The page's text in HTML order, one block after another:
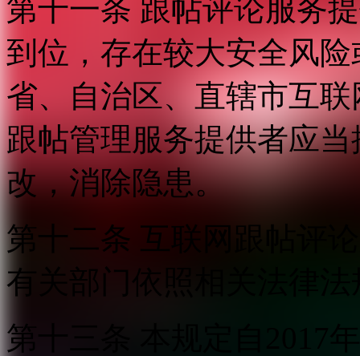
第十一条 跟帖评论服务
到位，存在较大安全风
省、自治区、直辖市互
跟帖管理服务提供者应
改，消除隐患。
第十二条 互联网跟帖评
有关部门依照相关法律
第十三条 本规定自2017